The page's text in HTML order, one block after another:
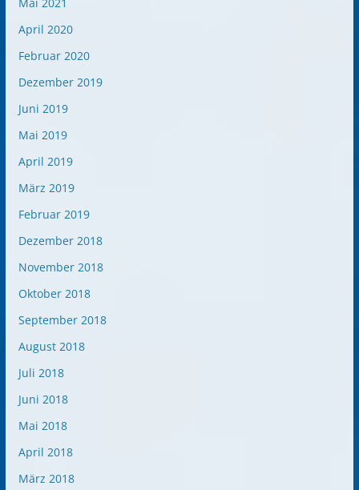
April 2020
Februar 2020
Dezember 2019
Juni 2019
Mai 2019
April 2019
März 2019
Februar 2019
Dezember 2018
November 2018
Oktober 2018
September 2018
August 2018
Juli 2018
Juni 2018
Mai 2018
April 2018
März 2018